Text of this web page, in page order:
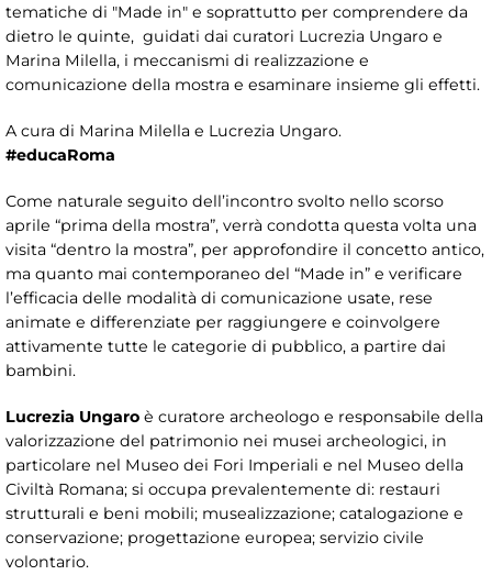
tematiche di "Made in" e soprattutto per comprendere da
dietro le quinte, guidati dai curatori Lucrezia Ungaro e
Marina Milella, i meccanismi di realizzazione e
comunicazione della mostra e esaminare insieme gli effetti.
A cura di Marina Milella e Lucrezia Ungaro.
#educaRoma
Come naturale seguito dell’incontro svolto nello scorso
aprile “prima della mostra”, verrà condotta questa volta una
visita “dentro la mostra”, per approfondire il concetto antico,
ma quanto mai contemporaneo del “Made in” e verificare
l’efficacia delle modalità di comunicazione usate, rese
animate e differenziate per raggiungere e coinvolgere
attivamente tutte le categorie di pubblico, a partire dai
bambini.
Lucrezia Ungaro è curatore archeologo e responsabile della
valorizzazione del patrimonio nei musei archeologici, in
particolare nel Museo dei Fori Imperiali e nel Museo della
Civiltà Romana; si occupa prevalentemente di: restauri
strutturali e beni mobili; musealizzazione; catalogazione e
conservazione; progettazione europea; servizio civile
volontario.